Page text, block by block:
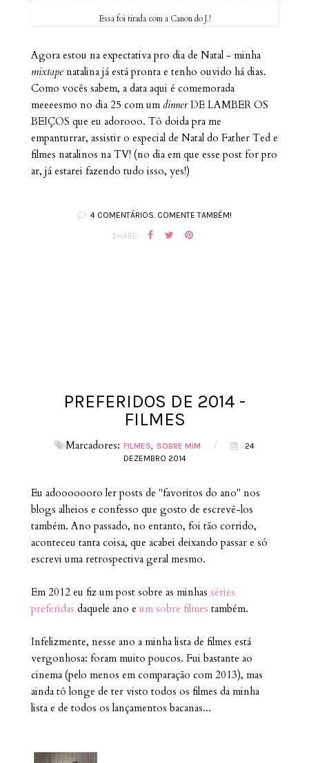
Essa foi tirada com a Canon do J.!
Agora estou na expectativa pro dia de Natal - minha
mixtape natalina já está pronta e tenho ouvido há dias.
Como vocês sabem, a data aqui é comemorada
meeeesmo no dia 25 com um dinnerDE LAMBER OS
BEIÇOS que eu adorooo. Tô doida pra me
empanturrar, assistir o especial de Natal do Father Ted e
filmes natalinos na TV! (no dia em que esse post for pro
ar, já estarei fazendo tudo isso, yes!)
4 COMENTÁRIOS. COMENTE TAMBÉM!
SHARE:
PREFERIDOS DE 2014 -
FILMES
Marcadores: FILMES SOBRE MIM /
24
DEZEMBRO 2014
Eu adooooooro ler posts de "favoritos do ano" nos
blogs alheios e confesso que gosto de escrevê-los
também. Ano passado, no entanto, foi tão corrido,
aconteceu tanta coisa, que acabei deixando passar e só
escrevi uma retrospectiva geral mesmo.
Em 2012 eu fiz um post sobre as minhas séries
preferidas daquele ano e um sobre filmes também.
Infelizmente, nesse ano a minha lista de filmes está
vergonhosa: foram muito poucos. Fui bastante ao
cinema (pelo menos em comparação com 2013), mas
ainda tô longe de ter visto todos os filmes da minha
lista e de todos os lançamentos bacanas...